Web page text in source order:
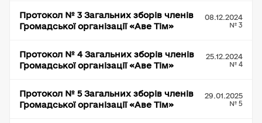
Протокол № 3 Загальних зборів членів
Громадської організації «Аве Тім»
08.12.2024
№ 3
Протокол № 4 Загальних зборів членів
Громадської організації «Аве Тім»
25.12.2024
№ 4
Протокол № 5 Загальних зборів членів
Громадської організації «Аве Тім»
29.01.2025
№ 5